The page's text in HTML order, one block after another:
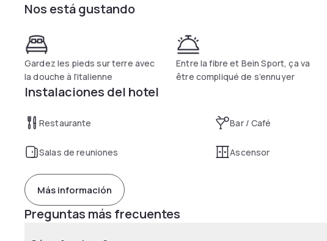
Nos está gustando
Gardez les pieds sur terre avec
la douche à l’italienne
Entre la fibre et Bein Sport, ça va
être compliqué de s’ennuyer
Instalaciones del hotel
Restaurante Bar / Café
Salas de reuniones Ascensor
Más información
Preguntas más frecuentes